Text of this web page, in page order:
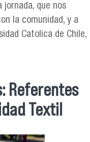
que nos
la comunidad, y a
Catolica de Chile,
Referentes
Textil